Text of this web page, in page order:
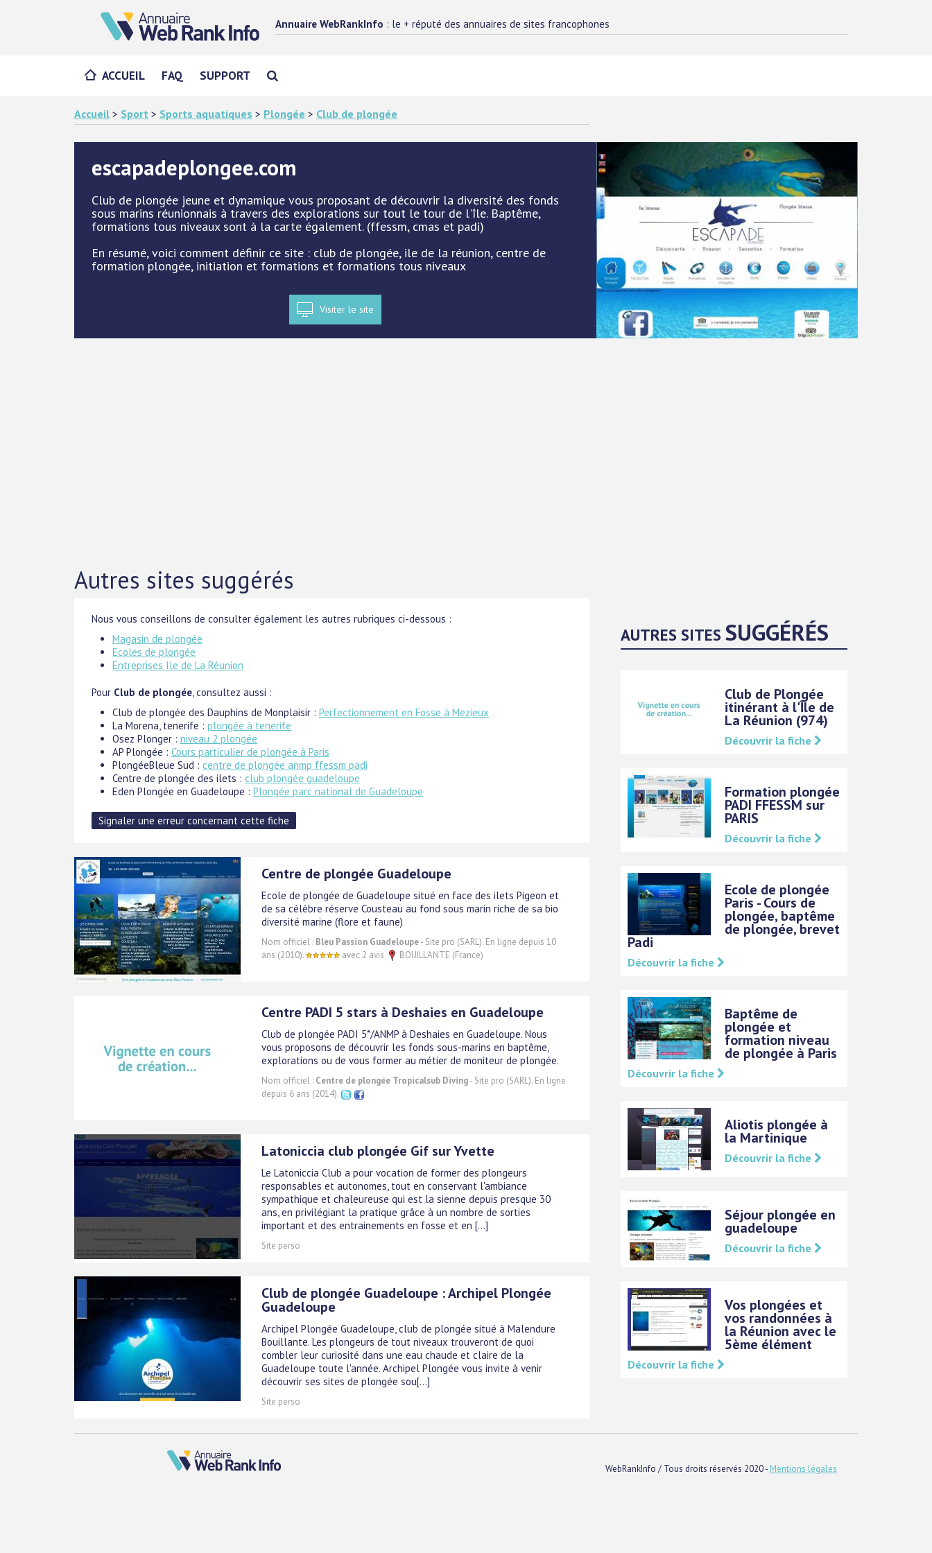
Annuaire WebRankInfo : le + réputé des annuaires de sites francophones
ACCUEIL FAQ SUPPORT
Accueil > Sport > Sports aquatiques > Plongée > Club de plongée
escapadeplongee.com
Club de plongée jeune et dynamique vous proposant de découvrir la diversité des fonds
sous marins réunionnais à travers des explorations sur tout le tour de l'île. Baptême,
formations tous niveaux sont à la carte également. (ffessm, cmas et padi)
En résumé, voici comment définir ce site : club de plongée, ile de la réunion, centre de
formation plongée, initiation et formations et formations tous niveaux
Visiter le site
Autres sites suggérés
Nous vous conseillons de consulter également les autres rubriques ci-dessous :
Magasin de plongée
Ecoles de plongée
Entreprises Ile de La Réunion
Pour Club de plongée , consultez aussi :
Club de plongée des Dauphins de Monplaisir : Perfectionnement en Fosse à Mezieux
La Morena, tenerife : plongée à tenerife
Osez Plonger : niveau 2 plongée
AP Plongée : Cours particulier de plongée à Paris
PlongéeBleue Sud : centre de plongée anmp ffessm padi
Centre de plongée des ilets : club plongée guadeloupe
Eden Plongée en Guadeloupe : Plongée parc national de Guadeloupe
Centre de plongée Guadeloupe
Ecole de plongée de Guadeloupe situé en face des ilets Pigeon et
de sa célèbre réserve Cousteau au fond sous marin riche de sa bio
diversité marine (flore et faune)
Nom officiel : Bleu Passion Guadeloupe- Site pro (SARL). En ligne depuis 10
ans (2010).
avec 2 avis BOUILLANTE (France)
Centre PADI 5 stars à Deshaies en Guadeloupe
Club de plongée PADI 5*/ANMP à Deshaies en Guadeloupe. Nous
vous proposons de découvrir les fonds sous-marins en baptême,
explorations ou de vous former au métier de moniteur de plongée.
Nom officiel : Centre de plongée Tropicalsub Diving- Site pro (SARL). En ligne
depuis 6 ans (2014).
Latoniccia club plongée Gif sur Yvette
Le Latoniccia Club a pour vocation de former des plongeurs
responsables et autonomes, tout en conservant l'ambiance
sympathique et chaleureuse qui est la sienne depuis presque 30
ans, en privilégiant la pratique grâce à un nombre de sorties
important et des entrainements en fosse et en [...]
Site perso
Club de plongée Guadeloupe : Archipel Plongée
Guadeloupe
Archipel Plongée Guadeloupe, club de plongée situé à Malendure
Bouillante. Les plongeurs de tout niveaux trouveront de quoi
combler leur curiosité dans une eau chaude et claire de la
Guadeloupe toute l'année. Archipel Plongée vous invite à venir
découvrir ses sites de plongée sou[...]
Site perso
AUTRES SITESSUGGÉRÉS
Club de Plongée
itinérant à l'Île de
La Réunion (974)
Découvrir la fiche
Formation plongée
PADI FFESSM sur
PARIS
Découvrir la fiche
Ecole de plongée
Paris - Cours de
plongée, baptême
de plongée, brevet
Padi
Découvrir la fiche
Baptême de
plongée et
formation niveau
de plongée à Paris
Découvrir la fiche
Aliotis plongée à
la Martinique
Découvrir la fiche
Séjour plongée en
guadeloupe
Découvrir la fiche
Vos plongées et
vos randonnées à
la Réunion avec le
5ème élément
Découvrir la fiche
WebRankInfo / Tous droits réservés 2020 - Mentions légales